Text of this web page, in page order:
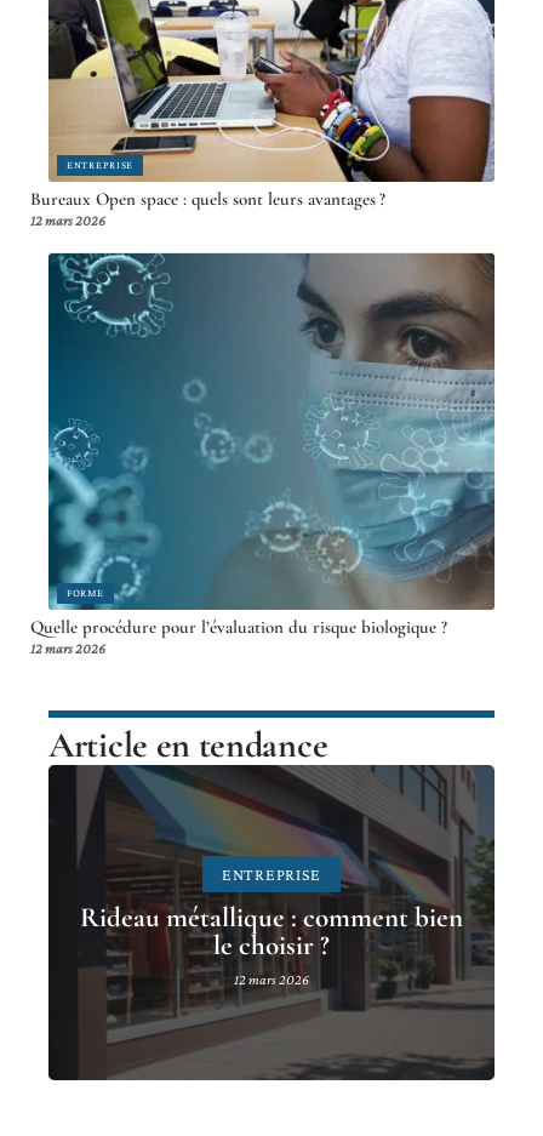
ENTREPRISE
Bureaux Open space : quels sont leurs avantages ?
12 mars 2026
FORME
Quelle procédure pour l’évaluation du risque biologique ?
12 mars 2026
Article en tendance
ENTREPRISE
Rideau métallique : comment bien
le choisir ?
12 mars 2026